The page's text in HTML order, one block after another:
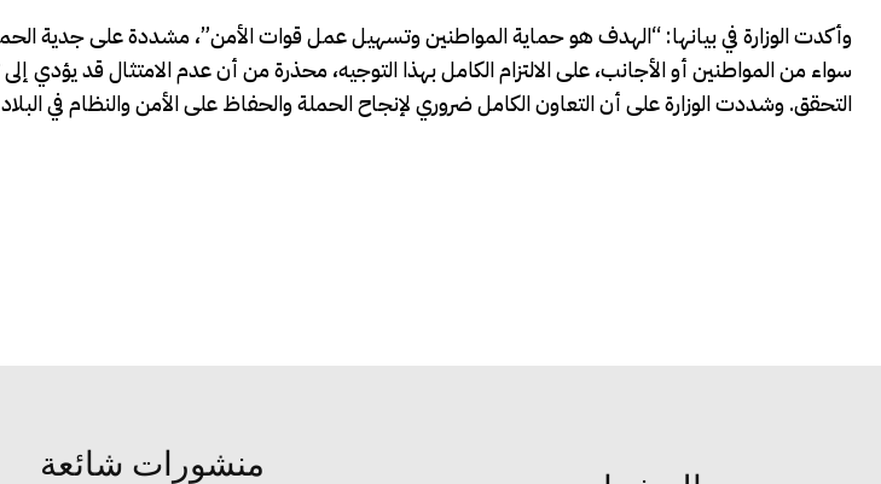
وأكدت الوزارة في بيانها: “الهدف هو حماية المواطنين وتسهيل عمل قوات الأمن”، مشددة على جدية
سواء من المواطنين أو الأجانب، على الالتزام الكامل بهذا التوجيه، محذرة من أن عدم الامتثال قد يؤدي
التحقق. وشددت الوزارة على أن التعاون الكامل ضروري لإنجاح الحملة والحفاظ على الأمن والنظام في البلاد
منشورات شائعة